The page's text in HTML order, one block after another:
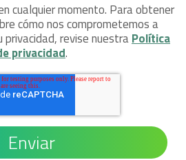
cualquier momento. Para obtener
cómo nos comprometemos a
revise nuestraPolítica
privacidad.